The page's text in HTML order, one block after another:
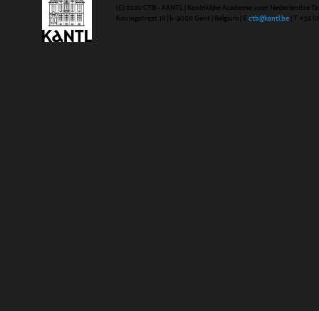
(C) 2020 CTB - KANTL | Koninklijke Academie voor Nederlandse
Koningstraat 18 | b-9000 Gent | Belgium | E ctb@kantl.be | T +32